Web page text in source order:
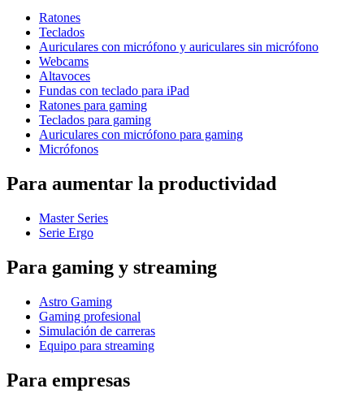
Ratones
Teclados
Auriculares con micrófono y auriculares sin micrófono
Webcams
Altavoces
Fundas con teclado para iPad
Ratones para gaming
Teclados para gaming
Auriculares con micrófono para gaming
Micrófonos
Para aumentar la productividad
Master Series
Serie Ergo
Para gaming y streaming
Astro Gaming
Gaming profesional
Simulación de carreras
Equipo para streaming
Para empresas